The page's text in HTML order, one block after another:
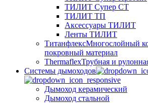
ТИЛИТ Супер СТ
ТИЛИТ ТП
Аксессуары ТИЛИТ
Ленты ТИЛИТ
ТитанфлексМногослойный
покровный материал
ThermaflexТрубная и
Cистемы дымоходов
Дымоход керамический
Дымоход стальной